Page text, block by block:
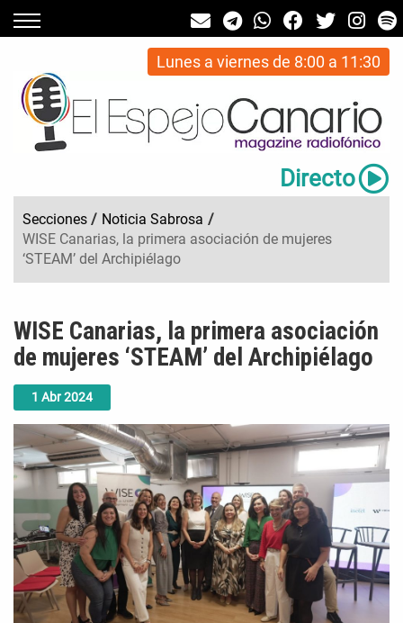
Lunes a viernes de 8:00 a 11:30
Directo
Secciones / Noticia Sabrosa /
WISE Canarias, la primera asociación de mujeres
‘STEAM’ del Archipiélago
1 Abr2024
WISE Canarias, la primera asociación
de mujeres ‘STEAM’ del Archipiélago